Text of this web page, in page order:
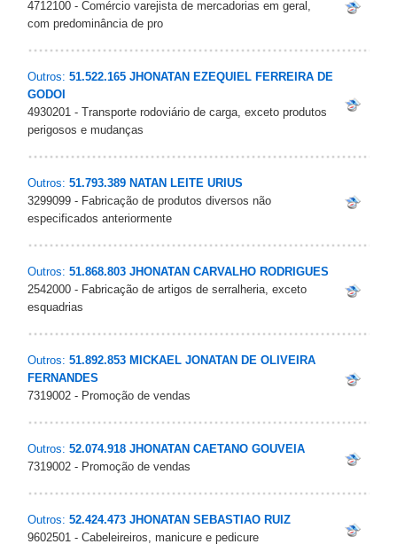
4712100 - Comércio varejista de mercadorias em geral,
com predominância de pro
Outros: 51.522.165 JHONATAN EZEQUIEL FERREIRA DE
GODOI
4930201 - Transporte rodoviário de carga, exceto produtos
perigosos e mudanças
Outros: 51.793.389 NATAN LEITE URIUS
3299099 - Fabricação de produtos diversos não
especificados anteriormente
Outros: 51.868.803 JHONATAN CARVALHO RODRIGUES
2542000 - Fabricação de artigos de serralheria, exceto
esquadrias
Outros: 51.892.853 MICKAEL JONATAN DE OLIVEIRA
FERNANDES
7319002 - Promoção de vendas
Outros: 52.074.918 JHONATAN CAETANO GOUVEIA
7319002 - Promoção de vendas
Outros: 52.424.473 JHONATAN SEBASTIAO RUIZ
9602501 - Cabeleireiros, manicure e pedicure